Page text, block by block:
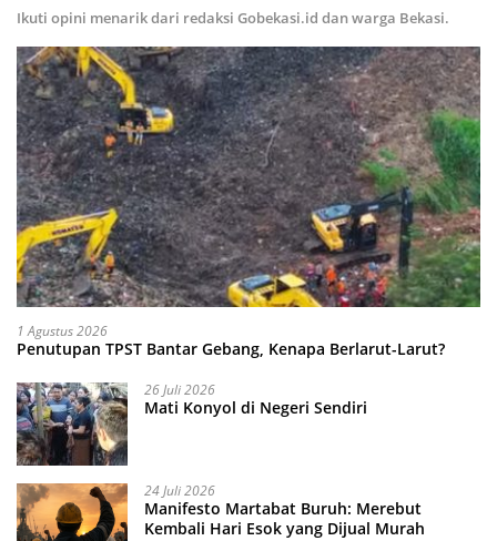
Ikuti opini menarik dari redaksi Gobekasi.id dan warga Bekasi.
1 Agustus 2026
Penutupan TPST Bantar Gebang, Kenapa Berlarut-Larut?
26 Juli 2026
Mati Konyol di Negeri Sendiri
24 Juli 2026
Manifesto Martabat Buruh: Merebut
Kembali Hari Esok yang Dijual Murah